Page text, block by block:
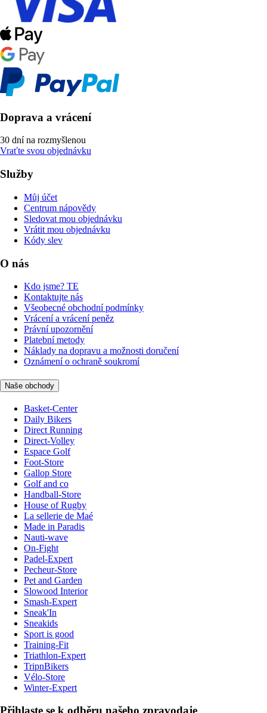
Doprava a vrácení
30 dní na rozmyšlenou
Vraťte svou objednávku
Služby
Můj účet
Centrum nápovědy
Sledovat mou objednávku
Vrátit mou objednávku
Kódy slev
O nás
Kdo jsme? TE
Kontaktujte nás
Všeobecné obchodní podmínky
Vrácení a vrácení peněz
Právní upozornění
Platební metody
Náklady na dopravu a možnosti doručení
Oznámení o ochraně soukromí
Naše obchody
Basket-Center
Daily Bikers
Direct Running
Direct-Volley
Espace Golf
Foot-Store
Gallop Store
Golf and co
Handball-Store
House of Rugby
La sellerie de Maé
Made in Paradis
Nauti-wave
On-Fight
Padel-Expert
Pecheur-Store
Pet and Garden
Slowood Interior
Smash-Expert
Sneak'In
Sneakids
Sport is good
Training-Fit
Triathlon-Expert
TripnBikers
Vélo-Store
Winter-Expert